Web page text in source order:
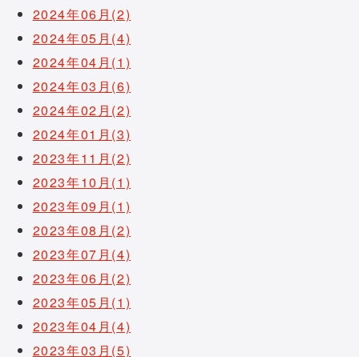
2024年06月(2)
2024年05月(4)
2024年04月(1)
2024年03月(6)
2024年02月(2)
2024年01月(3)
2023年11月(2)
2023年10月(1)
2023年09月(1)
2023年08月(2)
2023年07月(4)
2023年06月(2)
2023年05月(1)
2023年04月(4)
2023年03月(5)